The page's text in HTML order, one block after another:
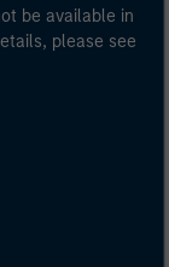
professionnel
be available in
please see